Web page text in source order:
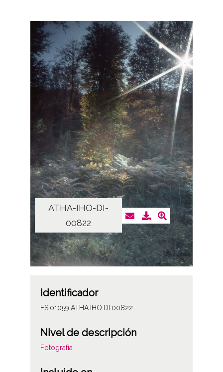
ATHA-IHO-DI-
00822
Identificador
ES.01059.ATHA.IHO.DI.00822
Nivel de descripción
Fotografía